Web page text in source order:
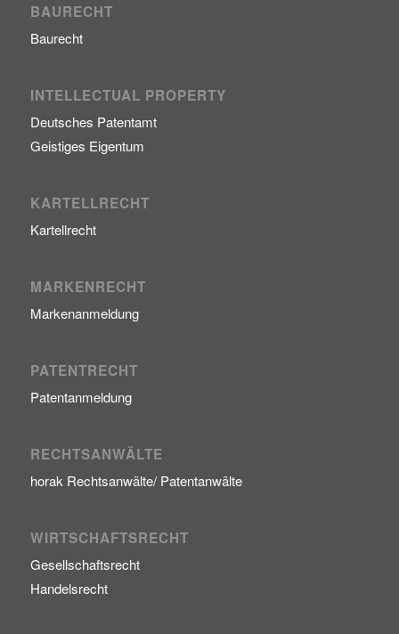
BAURECHT
Baurecht
INTELLECTUAL PROPERTY
Deutsches Patentamt
Geistiges Eigentum
KARTELLRECHT
Kartellrecht
MARKENRECHT
Markenanmeldung
PATENTRECHT
Patentanmeldung
RECHTSANWÄLTE
horak Rechtsanwälte/ Patentanwälte
WIRTSCHAFTSRECHT
Gesellschaftsrecht
Handelsrecht